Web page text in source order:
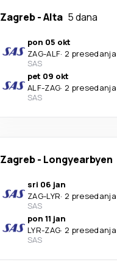
Zagreb-Alta 5 dana
pon 05 okt
ZAG-ALF· 2 presedanja
SAS
pet 09 okt
ALF-ZAG· 2 presedanja
SAS
Zagreb- Longyearbyen
sri 06 jan
ZAG-LYR· 2 presedanja
SAS
pon 11 jan
LYR-ZAG· 2 presedanja
SAS